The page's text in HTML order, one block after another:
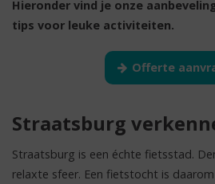
Hieronder vind je onze
tips voor leuke activiteiten.
Offerte
Straatsburg
Straatsburg is een échte fietsstad.
relaxte sfeer. Een fietstocht is